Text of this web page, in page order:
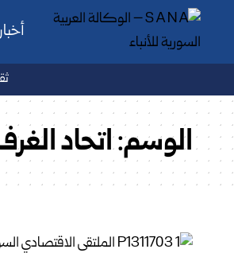
الوسم:اتحاد